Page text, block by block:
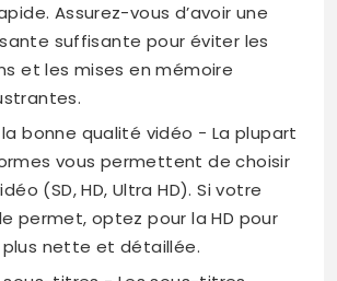
Assurez-vous d’avoir une
suffisante pour éviter les
et les mises en mémoire
bonne qualité vidéo − La plupart
vous permettent de choisir
(SD, HD, Ultra HD). Si votre
permet, optez pour la HD pour
nette et détaillée.